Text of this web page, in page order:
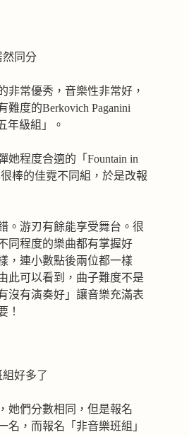
然同分
非常優秀，音樂性非常好，
度的Berkovich Paganini
年級組」。
她程度合適的「Fountain in
棒的佳霓不同組，於是改報
。游刃有餘能享受舞台。很
同程度的樂曲都有掌握好
，連小數點後兩位都一樣
此可以看到，曲子難度不是
沒有演奏好」讓音樂充滿表
！
好多了
她們分數相同，但是報名
名，而報名「非音樂班組」